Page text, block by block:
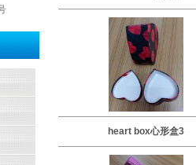
heart box心形盒3